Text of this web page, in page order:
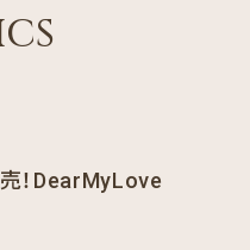
！DearMyLove